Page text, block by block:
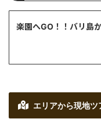
エリアから現地ツ